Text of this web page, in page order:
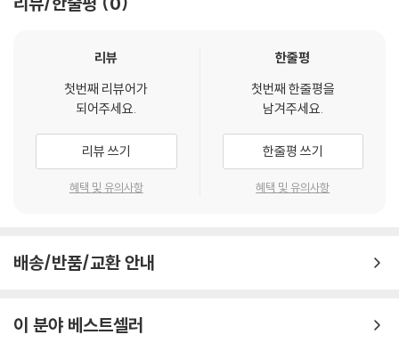
이 세상에서 우리의 자유와 하나님의 주권이 이론적으로는 모순되는 것 같
이 보이지만 영원이라는 지평에서 보면 하나로 연결되어 있는 것이다.
예수님은 구원의 유일한 길이시며, 구원을 위해서는 예수님을 믿는 분명한
친절하시고, 정의로우신 분임을 알아야 한다. 하나님은 우리보다도 어린이
도』가 마틴 루터, 리차드 벡스터, 찰스 스펄전처럼 “대화”라는 도구를 복
데 필요한 많은 지혜를 얻게 된다고 평가했다. 패커의 말처럼 독자는 『복음
대화에 귀 기울이다 보면 궁금증을 해소하게 된다. 그 결과, 전도 현장에서
질문을 받게 될 경우, 어떻게 답변을 해야 하는지도 물 흐르듯이 익히게 된
『복음전도』를 한마디로 평가하자면, 전도자는 읽기만 해도 전도훈련이 되
리뷰
첫번째 리뷰어가
되어주세요.
리뷰 쓰기
혜택 및 유의사항
한줄평
첫번째 한줄평을
남겨주세요.
한줄평 쓰기
혜택 및 유의사항
배송/반품/교환 안내
이 분야 베스트셀러